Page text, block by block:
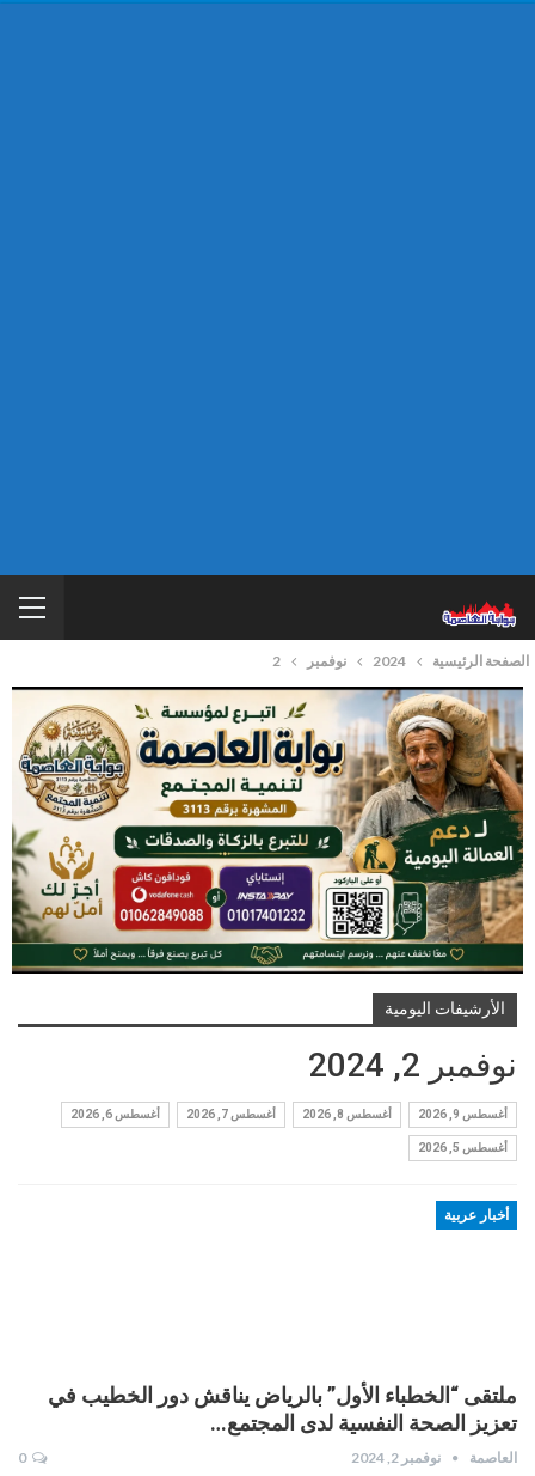
الصفحة الرئيسية 2024 نوفمبر 2
الأرشيفات اليومية
نوفمبر 2, 2024
أغسطس 9, 2026 أغسطس 8, 2026 أغسطس 7, 2026 أغسطس 6, 2026
أغسطس 5, 2026
أخبار عربية
ملتقى “الخطباء الأول” بالرياض يناقش دور الخطيب في
تعزيز الصحة النفسية لدى المجتمع…
العاصمة نوفمبر 2, 2024 0